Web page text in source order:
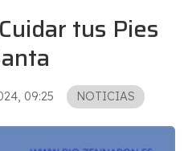
tus Pies
09:25 NOTICIAS